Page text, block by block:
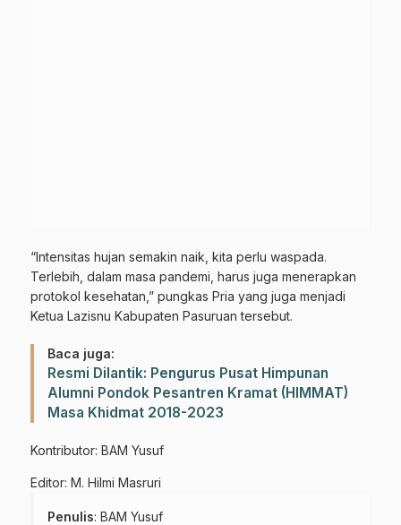
“Intensitas hujan semakin naik, kita perlu waspada.
Terlebih, dalam masa pandemi, harus juga menerapkan
protokol kesehatan,” pungkas Pria yang juga menjadi
Ketua Lazisnu Kabupaten Pasuruan tersebut.
Baca juga:
Resmi Dilantik: Pengurus Pusat Himpunan
Alumni Pondok Pesantren Kramat (HIMMAT)
Masa Khidmat 2018-2023
Kontributor: BAM Yusuf
Editor: M. Hilmi Masruri
Penulis: BAM Yusuf